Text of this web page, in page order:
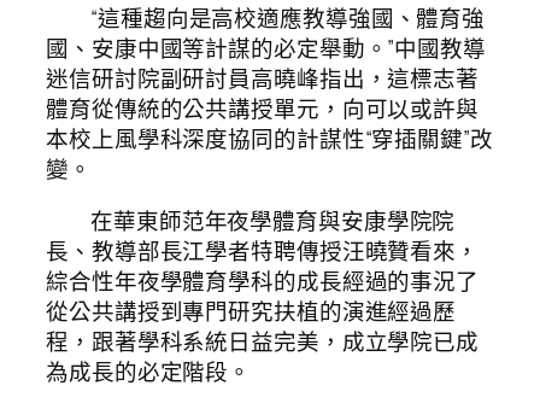
“這種趨向是高校適應教導強國、體育強
國、安康中國等計謀的必定舉動。”中國教導
迷信研討院副研討員高曉峰指出，這標志著
體育從傳統的公共講授單元，向可以或許與
本校上風學科深度協同的計謀性“穿插關鍵”改
變。
在華東師范年夜學體育與安康學院院
長、教導部長江學者特聘傳授汪曉贊看來，
綜合性年夜學體育學科的成長經過的事況了
從公共講授到專門研究扶植的演進經過歷
程，跟著學科系統日益完美，成立學院已成
為成長的必定階段。